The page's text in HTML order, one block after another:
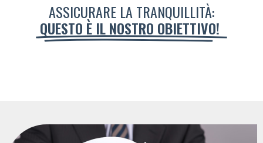
ASSICURARE LA TRANQUILLITÀ:
QUESTO È IL NOSTRO OBIETTIVO!